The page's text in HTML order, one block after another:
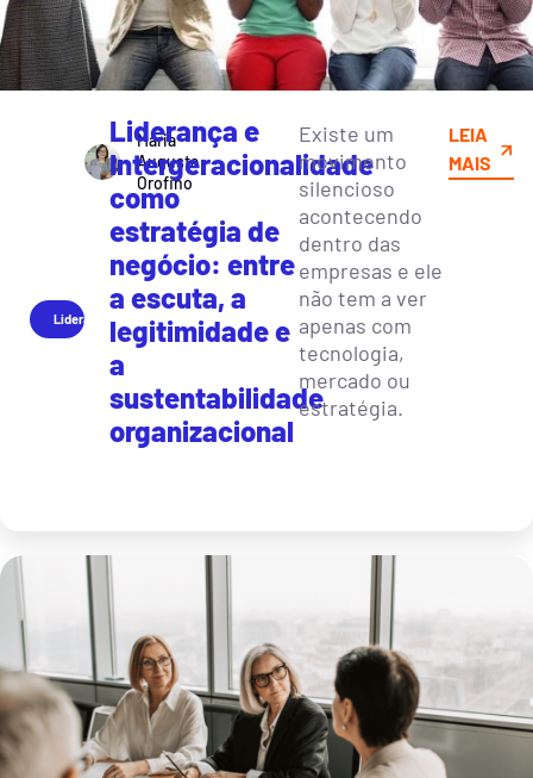
Liderança
Maria
Augusta
Orofino
Liderança e
Intergeracionalidade
como
estratégia de
negócio: entre
a escuta, a
legitimidade e
a
sustentabilidade
organizacional
Existe um
movimento
silencioso
acontecendo
dentro das
empresas e ele
não tem a ver
apenas com
tecnologia,
mercado ou
estratégia.
LEIA
MAIS